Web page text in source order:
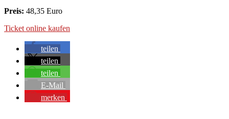
Preis: 48,35 Euro
Ticket online kaufen
teilen
teilen
teilen
E-Mail
merken